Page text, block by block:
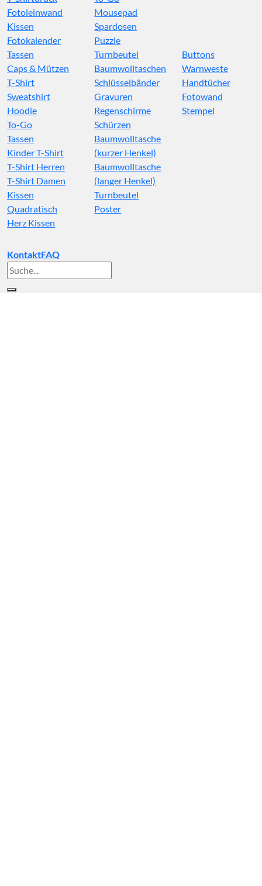
Fotoleinwand
Kissen
Fotokalender
Mousepad
Spardosen
Puzzle
Tassen
Caps & Mützen
T-Shirt
Sweatshirt
Hoodie
To-Go
Turnbeutel
Baumwolltaschen
Schlüsselbänder
Gravuren
Regenschirme
Schürzen
Buttons
Warnweste
Handtücher
Fotowand
Stempel
Tassen
Kinder T-Shirt
T-Shirt Herren
T-Shirt Damen
Kissen
Quadratisch
Herz Kissen
Baumwolltasche
(kurzer Henkel)
Baumwolltasche
(langer Henkel)
Turnbeutel
Poster
KontaktFAQ
Suche
nach: